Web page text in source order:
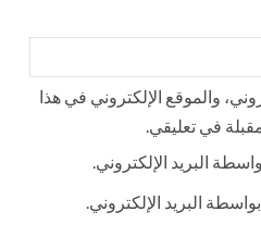
والموقع الإلكتروني في هذا
في تعليقي.
البريد الإلكتروني.
البريد الإلكتروني.